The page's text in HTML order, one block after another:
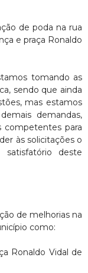
de poda na rua
e praça Ronaldo
tomando as
sendo que ainda
mas estamos
demandas,
competentes para
às solicitações o
deste
de melhorias na
como:
Ronaldo Vidal de